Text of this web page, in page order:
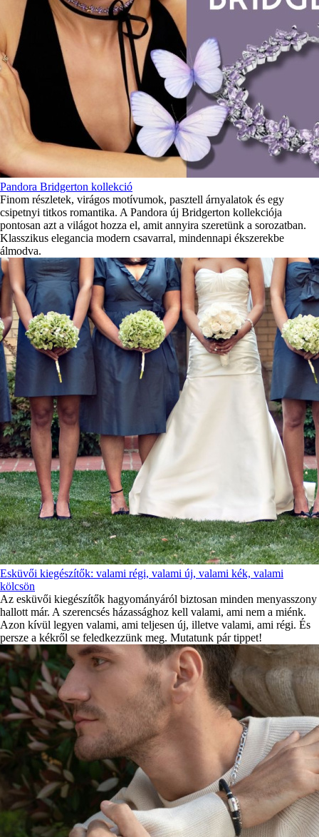
Pandora Bridgerton kollekció
Finom részletek, virágos motívumok, pasztell árnyalatok és egy
csipetnyi titkos romantika. A Pandora új Bridgerton kollekciója
pontosan azt a világot hozza el, amit annyira szeretünk a sorozatban.
Klasszikus elegancia modern csavarral, mindennapi ékszerekbe
álmodva.
Esküvői kiegészítők: valami régi, valami új, valami kék, valami
kölcsön
Az esküvői kiegészítők hagyományáról biztosan minden menyasszony
hallott már. A szerencsés házassághoz kell valami, ami nem a miénk.
Azon kívül legyen valami, ami teljesen új, illetve valami, ami régi. És
persze a kékről se feledkezzünk meg. Mutatunk pár tippet!